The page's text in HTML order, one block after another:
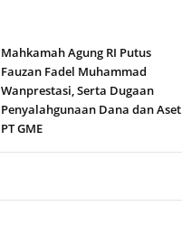
Mahkamah Agung RI Putus
Fauzan Fadel Muhammad
Wanprestasi, Serta Dugaan
Penyalahgunaan Dana dan Aset
PT GME